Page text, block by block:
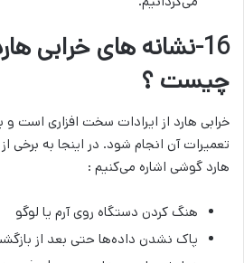
16-نشانه‌ های خرابی
چیست ؟
خرابی هارد از ایرادات سخت افزاری است و
تعمیرات آن انجام شود. در اینجا به برخی
هارد گوشی اشاره می‌کنیم :
هنگ کردن دستگاه روی آرم یا لوگو
پاک نشدن داده‌ها حتی بعد از